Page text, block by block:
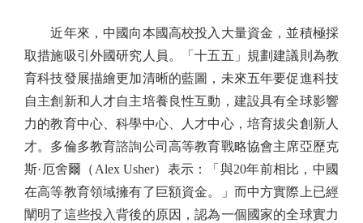
近年來，中國向本國高校投入大量資金，並積極採
取措施吸引外國研究人員。「十五五」規劃建議則為教
育科技發展描繪更加清晰的藍圖，未來五年要促進科技
自主創新和人才自主培養良性互動，建設具有全球影響
力的教育中心、科學中心、人才中心，培育拔尖創新人
才。多倫多教育諮詢公司高等教育戰略協會主席亞歷克
斯·厄舍爾（Alex Usher）表示：「與20年前相比，中國
在高等教育領域擁有了巨額資金。」而中方實際上已經
闡明了這些投入背後的原因，認為一個國家的全球實力